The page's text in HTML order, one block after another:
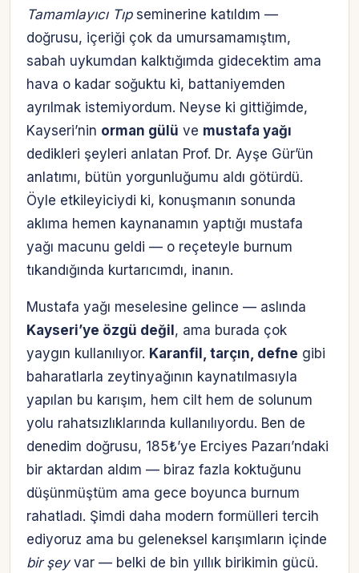
Tamamlayıcı Tıpseminerine katıldım —
doğrusu, içeriği çok da umursamamıştım,
sabah uykumdan kalktığımda gidecektim ama
hava o kadar soğuktu ki, battaniyemden
ayrılmak istemiyordum. Neyse ki gittiğimde,
Kayseri’nin orman gülü ve mustafa yağı
dedikleri şeyleri anlatan Prof. Dr. Ayşe Gür’ün
anlatımı, bütün yorgunluğumu aldı götürdü.
Öyle etkileyiciydi ki, konuşmanın sonunda
aklıma hemen kaynanamın yaptığı mustafa
yağı macunu geldi — o reçeteyle burnum
tıkandığında kurtarıcımdı, inanın.
Mustafa yağı meselesine gelince — aslında
Kayseri’ye özgü değil, ama burada çok
yaygın kullanılıyor. Karanfil, tarçın, defne gibi
baharatlarla zeytinyağının kaynatılmasıyla
yapılan bu karışım, hem cilt hem de solunum
yolu rahatsızlıklarında kullanılıyordu. Ben de
denedim doğrusu, 185₺’ye Erciyes Pazarı’ndaki
bir aktardan aldım — biraz fazla koktuğunu
düşünmüştüm ama gece boyunca burnum
rahatladı. Şimdi daha modern formülleri tercih
ediyoruz ama bu geleneksel karışımların içinde
bir şeyvar — belki de bin yıllık birikimin gücü.